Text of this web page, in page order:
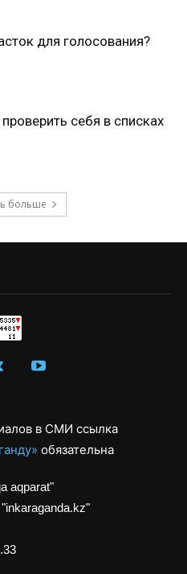
для голосования?
себя в списках
больше
в СМИ ссылка
обязательна
aqparat"